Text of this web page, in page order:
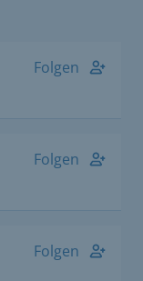
Folgen
Folgen
Folgen